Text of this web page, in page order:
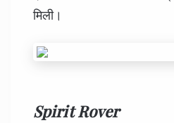
मिली।
SpiritRover